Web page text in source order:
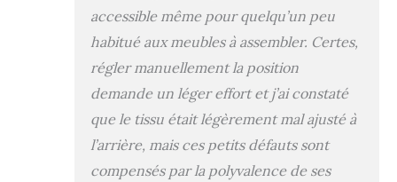
manuel offre
douceur, élasticité
et rebond pour la
détente
REVÊTEMENT DE
QUALITÉ : Fauteuil
de salon à
revêtement en
polyester aspect
accessible même pour quelqu’un peu
habitué aux meubles à assembler. Certes,
régler manuellement la position
demande un léger effort et j’ai constaté
que le tissu était légèrement mal ajusté à
l’arrière, mais ces petits défauts sont
compensés par la polyvalence de ses